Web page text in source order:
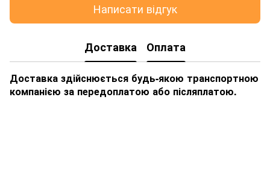
Написати відгук
Доставка Оплата
Доставка здійснюється будь-якою транспортною
компанією за передоплатою або післяплатою.